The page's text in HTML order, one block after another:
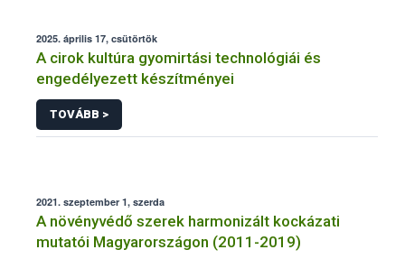
2025. április 17, csütörtök
A cirok kultúra gyomirtási technológiái és
engedélyezett készítményei
TOVÁBB >
2021. szeptember 1, szerda
A növényvédő szerek harmonizált kockázati
mutatói Magyarországon (2011-2019)